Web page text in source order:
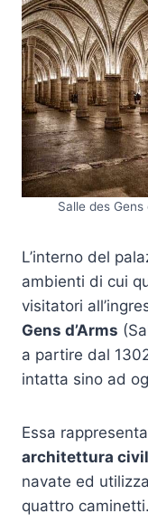
Salle des Gens
L’interno del
ambienti di cui
visitatori
Gens d’Arms
a partire dal
intatta sino ad
Essa
architettura
navate ed
quattro caminetti.